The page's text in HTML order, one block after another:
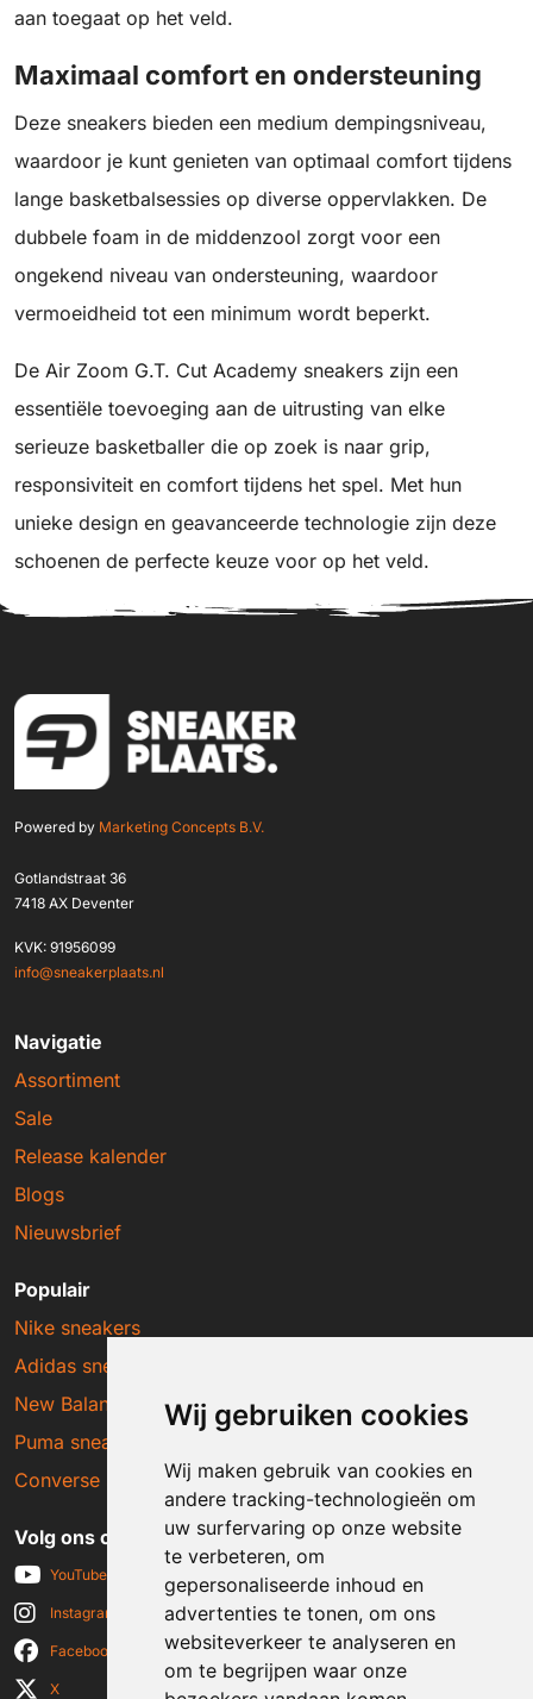
Wij gebruiken cookies
Wij maken gebruik van cookies en
andere tracking-technologieën om
uw surfervaring op onze website
te verbeteren, om
gepersonaliseerde inhoud en
advertenties te tonen, om ons
websiteverkeer te analyseren en
om te begrijpen waar onze
aan toegaat op het veld.
Maximaal comfort en ondersteuning
Deze sneakers bieden een medium dempingsniveau,
waardoor je kunt genieten van optimaal comfort tijdens
lange basketbalsessies op diverse oppervlakken. De
dubbele foam in de middenzool zorgt voor een
ongekend niveau van ondersteuning, waardoor
vermoeidheid tot een minimum wordt beperkt.
De Air Zoom G.T. Cut Academy sneakers zijn een
essentiële toevoeging aan de uitrusting van elke
serieuze basketballer die op zoek is naar grip,
responsiviteit en comfort tijdens het spel. Met hun
unieke design en geavanceerde technologie zijn deze
schoenen de perfecte keuze voor op het veld.
Powered by Marketing Concepts B.V.
Gotlandstraat 36
7418 AX Deventer
KVK: 91956099
info@sneakerplaats.nl
Navigatie
Assortiment
Sale
Release kalender
Blogs
Nieuwsbrief
Populair
Nike sneakers
Adidas sneakers
New Balance sneakers
Puma sneakers
Converse sneakers
Volg ons op social media
YouTube
Instagram
Facebook
X